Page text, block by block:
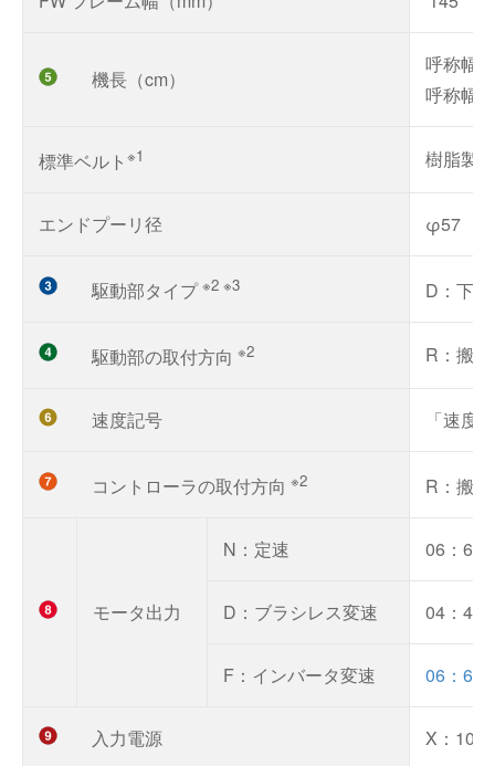
機長（cm）
呼称幅
呼称幅
標準ベルト ※1 樹脂製
エンドプーリ径 φ57
駆動部タイプ※2 ※3 D：下
駆動部の取付方向 ※2 R：搬
速度記号 「速度
コントローラの取付方向 ※2 R：搬
モータ出力
N：定速 06：
D：ブラシレス変速 04：
F：インバータ変速 06：
入力電源 X：